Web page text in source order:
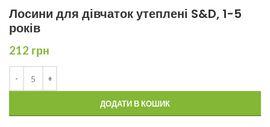
Лосини для дівчаток утеплені S&D, 1-5
років
212 грн
ДОДАТИ В КОШИК